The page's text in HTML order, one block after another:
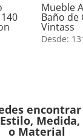
Mueble
Baño de
Vintass
Desde:
Medida,
o Material